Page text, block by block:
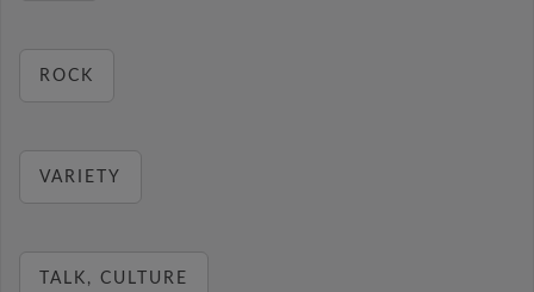
ROCK
VARIETY
TALK, CULTURE